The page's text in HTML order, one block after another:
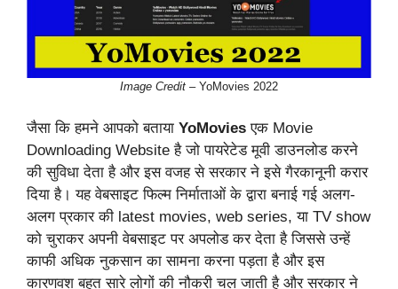
Image Credit – YoMovies 2022
जैसा कि हमने आपको बताया YoMovies एक Movie
Downloading Website है जो पायरेटेड मूवी डाउनलोड करने
की सुविधा देता है और इस वजह से सरकार ने इसे गैरकानूनी करार
दिया है। यह वेबसाइट फिल्म निर्माताओं के द्वारा बनाई गई अलग-
अलग प्रकार की latest movies, web series, या TV show
को चुराकर अपनी वेबसाइट पर अपलोड कर देता है जिससे उन्हें
काफी अधिक नुकसान का सामना करना पड़ता है और इस
कारणवश बहुत सारे लोगों की नौकरी चल जाती है और सरकार ने